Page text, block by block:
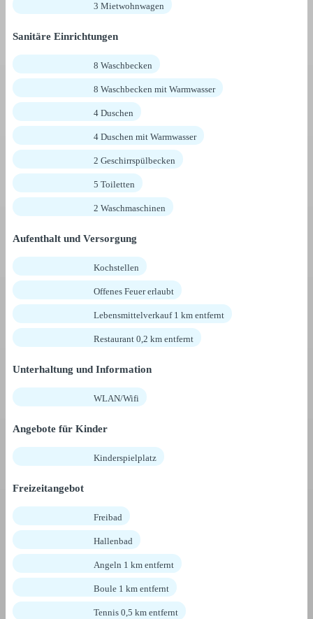
3 Mietwohnwagen
Sanitäre Einrichtungen
8 Waschbecken
8 Waschbecken mit Warmwasser
4 Duschen
4 Duschen mit Warmwasser
2 Geschirrspülbecken
5 Toiletten
2 Waschmaschinen
Aufenthalt und Versorgung
Kochstellen
Offenes Feuer erlaubt
Lebensmittelverkauf 1 km entfernt
Restaurant 0,2 km entfernt
Unterhaltung und Information
WLAN/Wifi
Angebote für Kinder
Kinderspielplatz
Freizeitangebot
Freibad
Hallenbad
Angeln 1 km entfernt
Boule 1 km entfernt
Tennis 0,5 km entfernt